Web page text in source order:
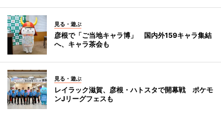
見る・遊ぶ
彦根で「ご当地キャラ博」 国内外159キャラ集結
へ、キャラ茶会も
見る・遊ぶ
レイラック滋賀、彦根・ハトスタで開幕戦 ポケモ
ンJリーグフェスも